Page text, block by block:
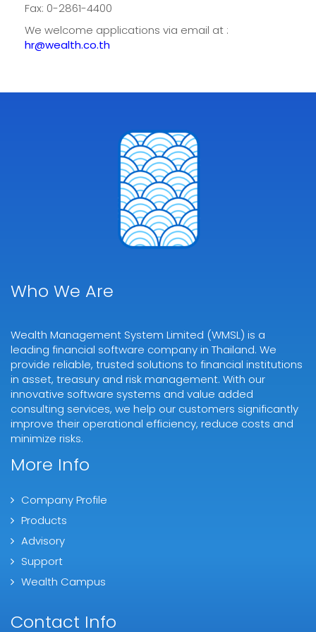
Fax: 0-2861-4400
We welcome applications via email at :
hr@wealth.co.th
Who We Are
Wealth Management System Limited (WMSL) is a
leading financial software company in Thailand. We
provide reliable, trusted solutions to financial institutions
in asset, treasury and risk management. With our
innovative software systems and value added
consulting services, we help our customers significantly
improve their operational efficiency, reduce costs and
minimize risks.
More Info
Company Profile
Products
Advisory
Support
Wealth Campus
Contact Info